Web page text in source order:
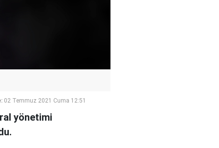
02 Temmuz 2021 Cuma 12:51
yönetimi